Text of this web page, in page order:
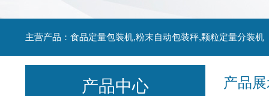
主营产品：食品定量包装机,粉末自动包装秤,颗粒定量分装机
产品
产品中心